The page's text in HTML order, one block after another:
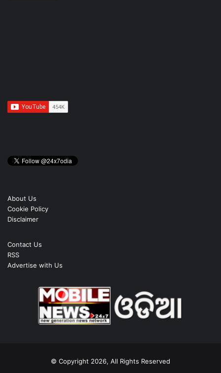
About Us
Cookie Policy
Disclaimer
Contact Us
RSS
Advertise with Us
© Copyright 2026, All Rights Reserved